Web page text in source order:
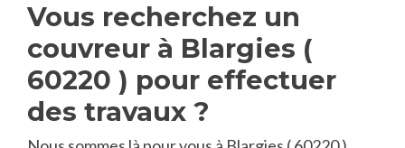
Vous recherchez un
couvreur à Blargies (
60220 ) pour effectuer
des travaux ?